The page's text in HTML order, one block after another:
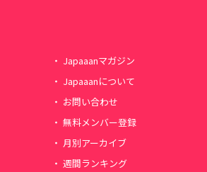
Japaaanマガジン
Japaaanについて
お問い合わせ
無料メンバー登録
月別アーカイブ
週間ランキング